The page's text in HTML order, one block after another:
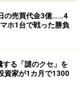
サーなどを担当し
サーは同業他社に
タイプの機器に
の売上比率が高
績も伸びることに
の売買代金3億……4
ホ1台で戦った勝負
る「謎のクセ」を
資家が1カ月で1300